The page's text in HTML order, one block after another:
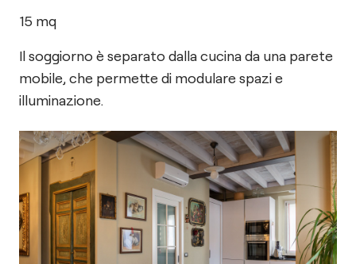
15 mq
Il soggiorno è separato dalla cucina da una parete
mobile, che permette di modulare spazi e
illuminazione.